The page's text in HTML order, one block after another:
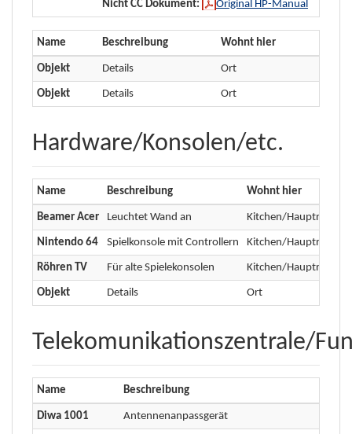
Nicht CC Dokument:
Original HP-Manual
Name Beschreibung Wohnt hier
Objekt Details Ort
Objekt Details Ort
Hardware/Konsolen/etc.
Name Beschreibung Wohnt hier
Beamer Acer Leuchtet Wand an Kitchen/Hauptraum/
Nintendo 64 Spielkonsole mit Controllern Kitchen/Hauptraum/
Röhren TV Für alte Spielekonsolen Kitchen/Hauptraum/
Objekt Details Ort
Telekomunikationszentrale/
Name Beschreibung
Diwa 1001 Antennenanpassgerät